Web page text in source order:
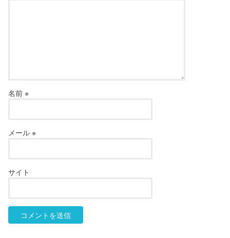
名前※
メール※
サイト